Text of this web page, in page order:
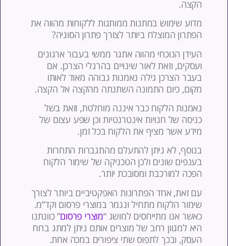
מדוע שימוש במתנות ממותגות ללקוחות מהווה את
הפתרון המוצלח ביותר לצורך פתרון הסוגיה?
העידן הנוכחי מהווה אתגר ממשי בעבור ארגונים
ועסקים, וזאת לאור שינויים בהרגלי הצרכן. אם
בעבר הצרכן גילה נאמנות גבוהה מאוד לאותו
מקום, כיום התמונה השתנתה מהקצה אל הקצה.
נאמנות הלקוח כבר איננה מוחלטת, וזאת בשל
כניסה של חנויות אינטרנטיות וכן שפע עצום של
מידע אשר מציף את הלקוח בכל זמן.
בנוסף, לא ניתן להתעלם מהתגברות התחרות
בענפים שונים ולכן הטכניקה של שימור הלקוח
הפכה למורכבת ומסובכת יותר.
עם זאת, אחד הפתרונות האפקטיביים ביותר לצורך
שימור הלקוח מתחיל ונגמר במוצרי פרסום וקד”מ.
כאשר אנו מתייחסים למושג “מוצרי פרסום” כוונתנו
היא למגוון רחב של מוצרים אותם ניתן למתג ברוח
העסק, ובכך לתפוס שתי ציפורים במכה אחת.